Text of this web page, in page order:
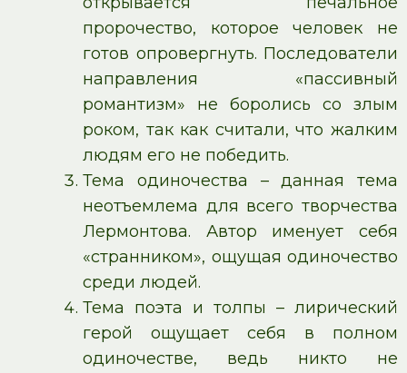
пророчество, которое человек не
готов опровергнуть. Последователи
направления «пассивный
романтизм» не боролись со злым
роком, так как считали, что жалким
людям его не победить.
Тема одиночества – данная тема
неотъемлема для всего творчества
Лермонтова. Автор именует себя
«странником», ощущая одиночество
среди людей.
Тема поэта и толпы – лирический
герой ощущает себя в полном
одиночестве, ведь никто не